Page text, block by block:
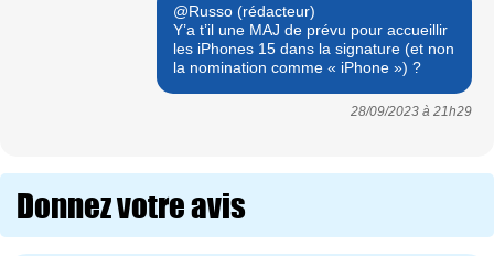
@Russo (rédacteur)
Y’a t’il une MAJ de prévu pour accueillir
les iPhones 15 dans la signature (et non
la nomination comme « iPhone ») ?
28/09/2023 à 21h29
Donnez votre avis